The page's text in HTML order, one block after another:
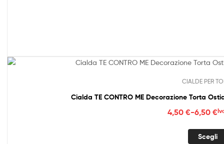
CIALDE PER
Cialda TE CONTRO ME Decorazione Torta
4,50 €-6,50 €
Scegli